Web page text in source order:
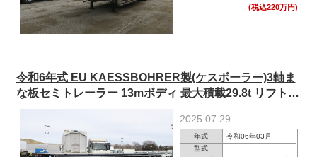
(税込220万円)
令和6年式 EU KAESSBOHRER製(ケスボーラー)3軸ま
な板セミトレーラー 13mボディ 最大積載29.8t リフトア
クスル アルミホイール
2025.07.29
年式
令和06年03月
型式